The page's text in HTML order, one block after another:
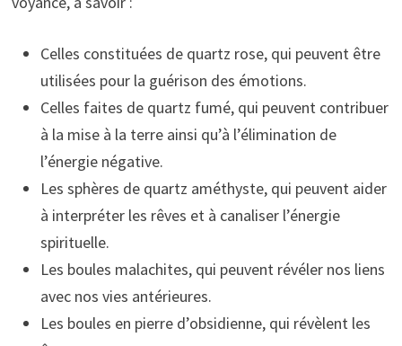
Celles constituées de quartz rose, qui peuvent être
utilisées pour la guérison des émotions.
Celles faites de quartz fumé, qui peuvent contribuer
à la mise à la terre ainsi qu’à l’élimination de
l’énergie négative.
Les sphères de quartz améthyste, qui peuvent aider
à interpréter les rêves et à canaliser l’énergie
spirituelle.
Les boules malachites, qui peuvent révéler nos liens
avec nos vies antérieures.
Les boules en pierre d’obsidienne, qui révèlent les